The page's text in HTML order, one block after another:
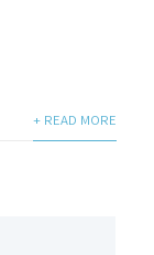
+ READ MORE